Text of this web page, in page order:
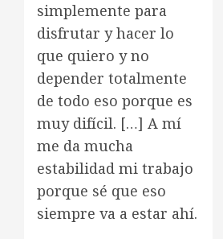
simplemente para
disfrutar y hacer lo
que quiero y no
depender totalmente
de todo eso porque es
muy difícil. […] A mí
me da mucha
estabilidad mi trabajo
porque sé que eso
siempre va a estar ahí.